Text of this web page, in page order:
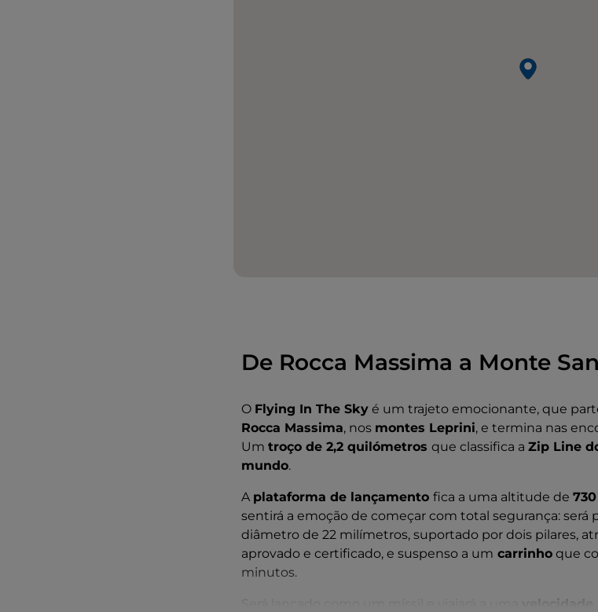
De Rocca Massima a Monte
O Flying In The Sky é um trajeto emocionante, que
Rocca Massima, nos montes Leprini, e termina nas
Um troço de 2,2 quilómetros que classifica a Zip Line
mundo.
A plataforma de lançamento fica a uma altitude de
sentirá a emoção de começar com total segurança: será
diâmetro de 22 milímetros, suportado por dois pilares,
aprovado e certificado, e suspenso a um carrinho que
minutos.